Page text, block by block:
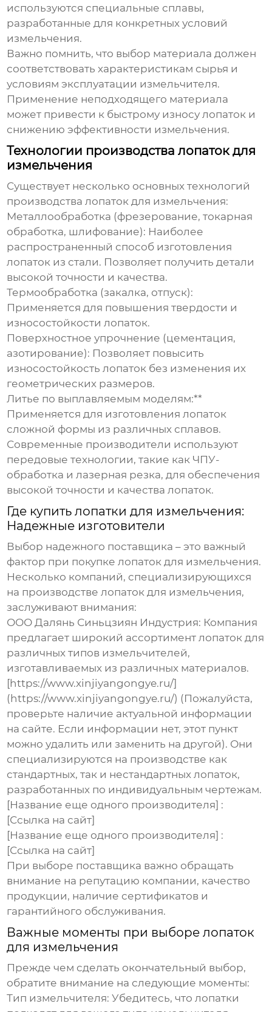
используются специальные сплавы,
разработанные для конкретных условий
измельчения.
Важно помнить, что выбор материала должен
соответствовать характеристикам сырья и
условиям эксплуатации измельчителя.
Применение неподходящего материала
может привести к быстрому износу лопаток и
снижению эффективности измельчения.
Технологии производства лопаток для
измельчения
Существует несколько основных технологий
производствалопаток для измельчения:
Металлообработка (фрезерование, токарная
обработка, шлифование): Наиболее
распространенный способ изготовления
лопаток из стали. Позволяет получить детали
высокой точности и качества.
Термообработка (закалка, отпуск):
Применяется для повышения твердости и
износостойкости лопаток.
Поверхностное упрочнение (цементация,
азотирование): Позволяет повысить
износостойкость лопаток без изменения их
геометрических размеров.
Литье по выплавляемым моделям:**
Применяется для изготовления лопаток
сложной формы из различных сплавов.
Современные производители используют
передовые технологии, такие как ЧПУ-
обработка и лазерная резка, для обеспечения
высокой точности и качества лопаток.
Где купить лопатки для измельчения:
Надежные изготовители
Выбор надежного поставщика – это важный
фактор при покупкелопаток для измельчения.
Несколько компаний, специализирующихся
на производстве лопаток для измельчения,
заслуживают внимания:
ООО Далянь Синьцзиян Индустрия: Компания
предлагает широкий ассортимент лопаток для
различных типов измельчителей,
изготавливаемых из различных материалов.
[https://www.xinjiyangongye.ru/]
(https://www.xinjiyangongye.ru/) (Пожалуйста,
проверьте наличие актуальной информации
на сайте. Если информации нет, этот пункт
можно удалить или заменить на другой). Они
специализируются на производстве как
стандартных, так и нестандартных лопаток,
разработанных по индивидуальным чертежам.
[Название еще одного производителя] :
[Ссылка на сайт]
[Название еще одного производителя] :
[Ссылка на сайт]
При выборе поставщика важно обращать
внимание на репутацию компании, качество
продукции, наличие сертификатов и
гарантийного обслуживания.
Важные моменты при выборе лопаток
для измельчения
Прежде чем сделать окончательный выбор,
обратите внимание на следующие моменты:
Тип измельчителя: Убедитесь, что лопатки